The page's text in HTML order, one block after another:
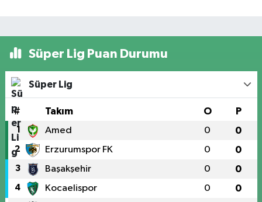
Süper Lig Puan Durumu
Süper Lig
# Takım O P
1 Amed 0 0
2 Erzurumspor FK 0 0
3 Başakşehir 0 0
4 Kocaelispor 0 0